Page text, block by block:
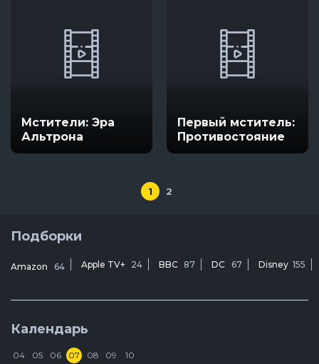
Мстители: Эра
Альтрона
Первый мститель:
Противостояние
1 2
Подборки
Amazon 64 Apple TV+ 24 BBC 87 DC 67 Disney 155
Календарь
04 05 06 07 08 09 10